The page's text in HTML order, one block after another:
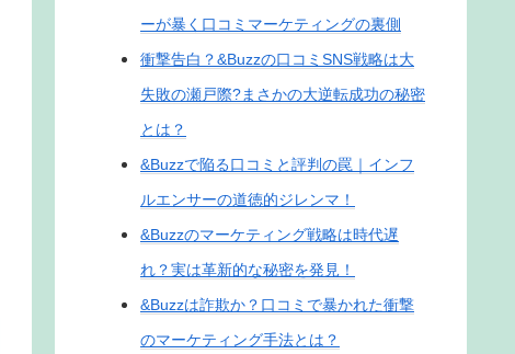
ーが暴く口コミマーケティングの裏側
衝撃告白？&Buzzの口コミSNS戦略は大
失敗の瀬戸際?まさかの大逆転成功の秘密
とは？
&Buzzで陥る口コミと評判の罠｜インフ
ルエンサーの道徳的ジレンマ！
&Buzzのマーケティング戦略は時代遅
れ？実は革新的な秘密を発見！
&Buzzは詐欺か？口コミで暴かれた衝撃
のマーケティング手法とは？